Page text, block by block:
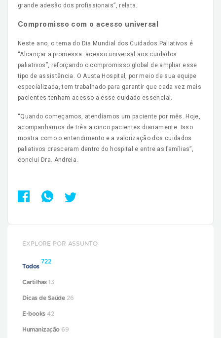
grande adesão dos profissionais”, relata.
Compromisso com o acesso universal
Neste ano, o tema do Dia Mundial dos Cuidados Paliativos é
“Alcançar a promessa: acesso universal aos cuidados
paliativos”, reforçando o compromisso global de ampliar esse
tipo de assistência. O Austa Hospital, por meio de sua equipe
especializada, tem trabalhado para garantir que cada vez mais
pacientes tenham acesso a esse cuidado essencial.
“Quando começamos, atendíamos um paciente por mês. Hoje,
acompanhamos de três a cinco pacientes diariamente. Isso
mostra como o entendimento e a valorização dos cuidados
paliativos cresceram dentro do hospital e entre as famílias”,
conclui Dra. Andreia.
EXPLORE POR ASSUNTO
Todos
722
Cartilhas13
Dicas de Saúde 26
E-books 42
Humanização 69